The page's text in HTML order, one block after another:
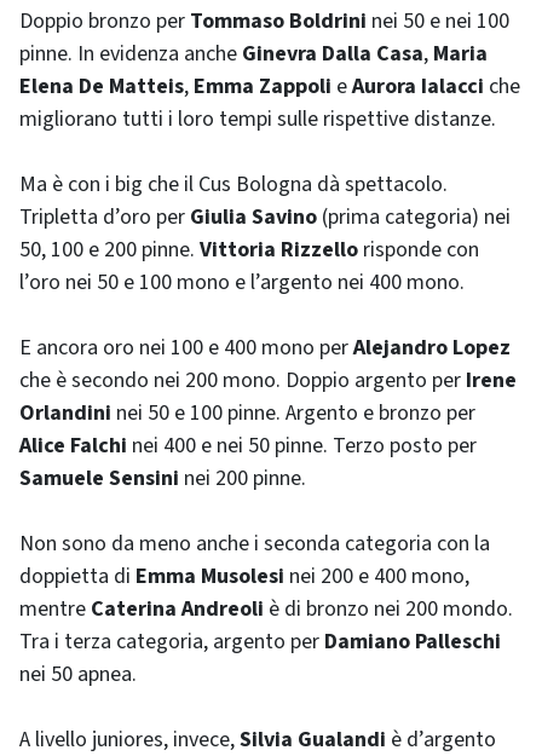
Doppio bronzo per Tommaso Boldrini nei 50 e nei 100
pinne. In evidenza anche Ginevra Dalla Casa, Maria
Elena De Matteis, Emma Zappoli eAurora Ialacci che
migliorano tutti i loro tempi sulle rispettive distanze.
Ma è con i big che il Cus Bologna dà spettacolo.
Tripletta d’oro per Giulia Savino (prima categoria) nei
50, 100 e 200 pinne. Vittoria Rizzello risponde con
l’oro nei 50 e 100 mono e l’argento nei 400 mono.
E ancora oro nei 100 e 400 mono perAlejandro Lopez
che è secondo nei 200 mono. Doppio argento per Irene
Orlandini nei 50 e 100 pinne. Argento e bronzo per
Alice Falchi nei 400 e nei 50 pinne. Terzo posto per
Samuele Sensini nei 200 pinne.
Non sono da meno anche i seconda categoria con la
doppietta di Emma Musolesi nei 200 e 400 mono,
mentre Caterina Andreoli è di bronzo nei 200 mondo.
Tra i terza categoria, argento per Damiano Palleschi
nei 50 apnea.
A livello juniores, invece,Silvia Gualandi è d’argento